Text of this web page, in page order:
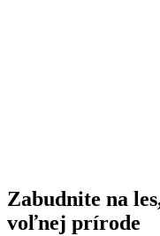
Zabudnite na
voľnej prírode